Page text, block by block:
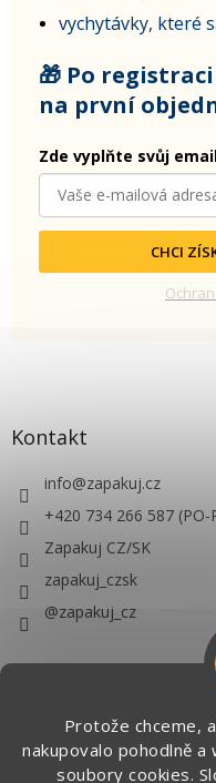
Protože chceme,
nakupovalo pohodlně a
soubory cookies.
vychytávky, které
🎁 Po registraci
na první
Zde vyplňte svůj
CHCI
Kontakt
info@zapakuj.cz
+420 734 266 587 (PO-
Zapakuj CZ/SK
zapakuj_czsk
@zapakuj_cz